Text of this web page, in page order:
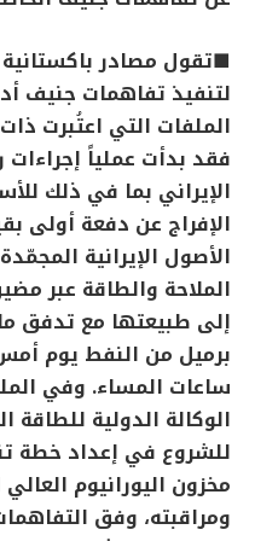
■تقول مصادر
لتنفيذ تفاهمات
الملفات التي اعتُبرت
فقد بدأت عملياً
الإيراني بما في ذلك
الإفراج عن دفعة أولى
الأصول الإيرانية
الملاحة والطاقة عبر
إلى طبيعتها مع تدفق
برميل من النفط يوم
ساعات المساء. وفي
الوكالة الدولية للطاقة
للشروع في إعداد خطة
مخزون اليورانيوم
ومراقبته، وفق